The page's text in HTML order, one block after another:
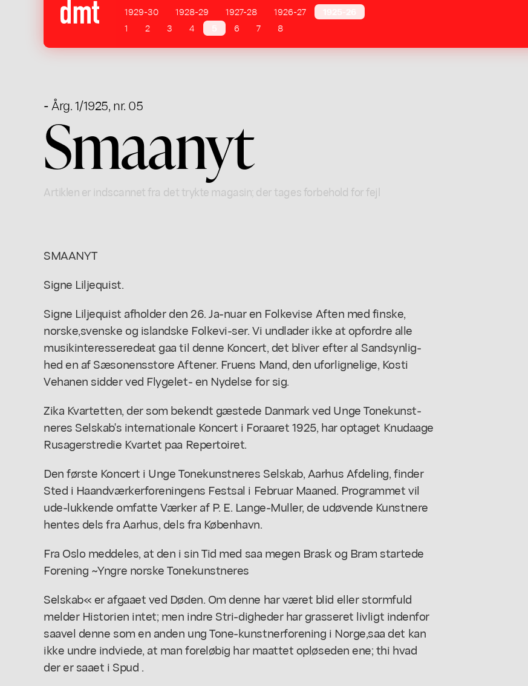
1929-30
1928-29 1927-28 1926-27
1
2 3 4 6 7 8
- Årg. 1/1925, nr. 05
Smaanyt
Artiklen er indscannet fra det trykte magasin; der tages forbehold for fejl
SMAANYT
Signe Liljequist.
Signe Liljequist afholder den 26. Ja-nuar en Folkevise Aften med finske,
norske,svenske og islandske Folkevi-ser. Vi undlader ikke at opfordre alle
musikinteresseredeat gaa til denne Koncert, det bliver efter al Sandsynlig-
hed en af Sæsonensstore Aftener. Fruens Mand, den uforlignelige, Kosti
Vehanen sidder ved Flygelet- en Nydelse for sig.
Zika Kvartetten, der som bekendt gæstede Danmark ved Unge Tonekunst-
neres Selskab's internationale Koncert i Foraaret 1925, har optaget Knudaage
Rusagerstredie Kvartet paa Repertoiret.
Den første Koncert i Unge Tonekunstneres Selskab, Aarhus Afdeling, finder
Sted i Haandværkerforeningens Festsal i Februar Maaned. Programmet vil
ude-lukkende omfatte Værker af P. E. Lange-Muller, de udøvende Kunstnere
hentes dels fra Aarhus, dels fra København.
Fra Oslo meddeles, at den i sin Tid med saa megen Brask og Bram startede
Forening ~Yngre norske Tonekunstneres
Selskab« er afgaaet ved Døden. Om denne har været blid eller stormfuld
melder Historien intet; men indre Stri-digheder har grasseret livligt indenfor
saavel denne som en anden ung Tone-kunstnerforening i Norge,saa det kan
ikke undre indviede, at man foreløbig har maattet opløseden ene; thi hvad
der er saaet i Spud .